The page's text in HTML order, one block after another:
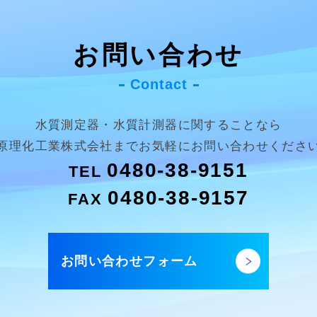
お問い合わせ
Contact
水質測定器・水質計測器に関することなら
理化工業株式会社までお気軽にお問い合わせくださ
TEL 0480-38-9151
FAX 0480-38-9157
お問い合わせフォーム